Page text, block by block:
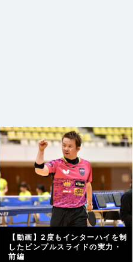
【動画】2度もインターハイを制
したピンプルスライドの実力・
前編